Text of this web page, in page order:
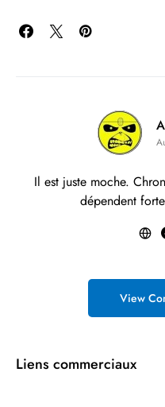
Il est juste moche.
dépendent
View
Liens commerciaux